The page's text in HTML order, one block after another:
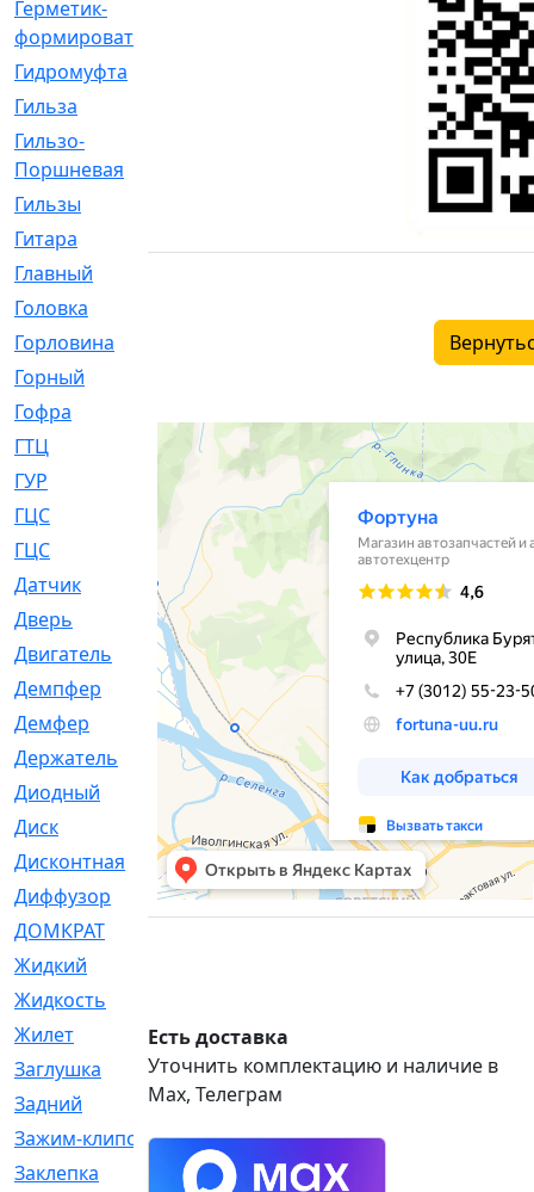
Герметик-
формирователь
Гидромуфта
Гильза
Гильзо-
Поршневая
Гильзы
Гитара
Главный
Головка
Горловина
Горный
Гофра
ГТЦ
[96]
ГУР
[34]
ГЦC
[6]
ГЦС
[74]
Датчик
[969]
Дверь
[249]
Двигатель
[64]
Демпфер
Демфер
[1]
Держатель
[5]
Диодный
[3]
Диск
Дисконтная
[1]
Диффузор
[1]
ДОМКРАТ
Жидкий
Жидкость
Жилет
[1]
Заглушка
[21]
Задний
[528]
Зажим-клипса
[1]
Заклепка
[1]
Есть доставка
Уточнить комплектацию и наличие в
Max, Телеграм